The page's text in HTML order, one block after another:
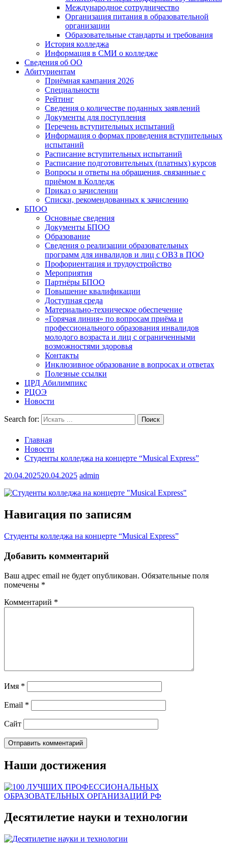
Международное сотрудничество
Организация питания в образовательной
организации
Образовательные стандарты и требования
История колледжа
Информация в СМИ о колледже
Сведения об ОО
Абитуриентам
Приёмная кампания 2026
Специальности
Рейтинг
Сведения о количестве поданных заявлений
Документы для поступления
Перечень вступительных испытаний
Информация о формах проведения вступительных
испытаний
Расписание вступительных испытаний
Расписание подготовительных (платных) курсов
Вопросы и ответы на обращения, связанные с
приёмом в Колледж
Приказ о зачислении
Списки, рекомендованных к зачислению
БПОО
Основные сведения
Документы БПОО
Образование
Сведения о реализации образовательных
программ для инвалидов и лиц с ОВЗ в ПОО
Профориентация и трудоустройство
Мероприятия
Партнёры БПОО
Повышение квалификации
Доступная среда
Материально-техническое обеспечение
«Горячая линия» по вопросам приёма и
профессионального образования инвалидов
молодого возраста и лиц с ограниченными
возможностями здоровья
Контакты
Инклюзивное образование в вопросах и ответах
Полезные ссылки
ЦРД Абилимпикс
РЦОЭ
Новости
Search for:
Главная
Новости
Студенты колледжа на концерте “Musical Express”
20.04.202520.04.2025 admin
Навигация по записям
Студенты колледжа на концерте “Musical Express”
Добавить комментарий
Ваш адрес email не будет опубликован. Обязательные поля
помечены *
Комментарий *
Имя *
Email *
Сайт
Наши достижения
Десятилетие науки и технологии